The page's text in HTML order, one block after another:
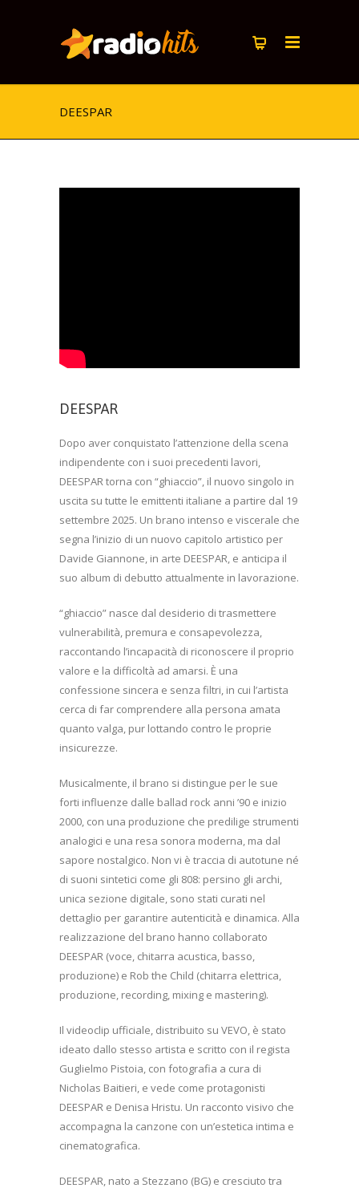
DEESPAR
DEESPAR
Dopo aver conquistato l’attenzione della scena
indipendente con i suoi precedenti lavori,
DEESPAR torna con “ghiaccio”, il nuovo singolo in
uscita su tutte le emittenti italiane a partire dal 19
settembre 2025. Un brano intenso e viscerale che
segna l’inizio di un nuovo capitolo artistico per
Davide Giannone, in arte DEESPAR, e anticipa il
suo album di debutto attualmente in lavorazione.
“ghiaccio” nasce dal desiderio di trasmettere
vulnerabilità, premura e consapevolezza,
raccontando l’incapacità di riconoscere il proprio
valore e la difficoltà ad amarsi. È una
confessione sincera e senza filtri, in cui l’artista
cerca di far comprendere alla persona amata
quanto valga, pur lottando contro le proprie
insicurezze.
Musicalmente, il brano si distingue per le sue
forti influenze dalle ballad rock anni ’90 e inizio
2000, con una produzione che predilige strumenti
analogici e una resa sonora moderna, ma dal
sapore nostalgico. Non vi è traccia di autotune né
di suoni sintetici come gli 808: persino gli archi,
unica sezione digitale, sono stati curati nel
dettaglio per garantire autenticità e dinamica. Alla
realizzazione del brano hanno collaborato
DEESPAR (voce, chitarra acustica, basso,
produzione) e Rob the Child (chitarra elettrica,
produzione, recording, mixing e mastering).
Il videoclip ufficiale, distribuito su VEVO, è stato
ideato dallo stesso artista e scritto con il regista
Guglielmo Pistoia, con fotografia a cura di
Nicholas Baitieri, e vede come protagonisti
DEESPAR e Denisa Hristu. Un racconto visivo che
accompagna la canzone con un’estetica intima e
cinematografica.
DEESPAR, nato a Stezzano (BG) e cresciuto tra